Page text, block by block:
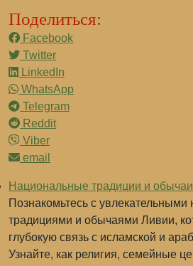
Поделиться:
Facebook
Twitter
LinkedIn
WhatsApp
Telegram
Reddit
Viber
email
Национальные традиции и
Познакомьтесь с
традициями и обычаями Ливии,
глубокую связь с исламской и
Узнайте, как религия, семейные